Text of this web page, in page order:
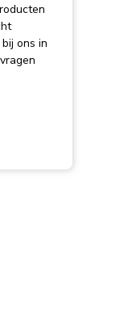
ons in